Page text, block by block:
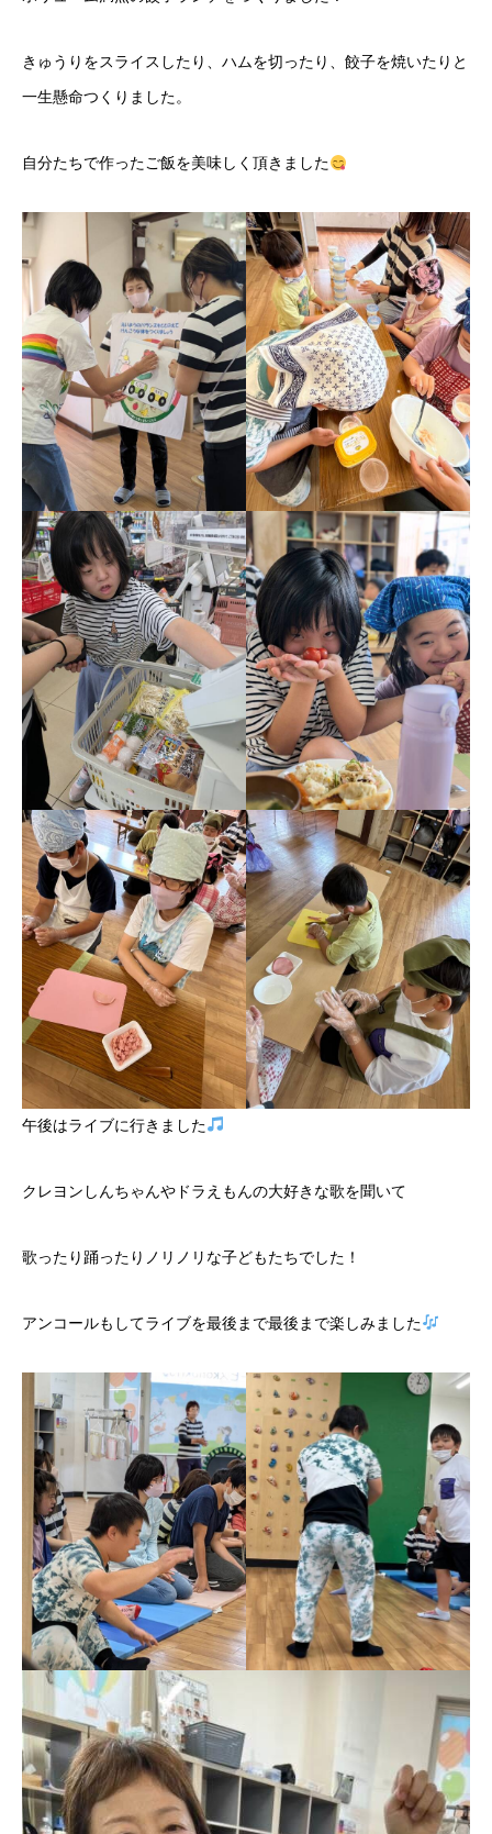
きゅうりをスライスしたり、ハムを切ったり、餃子を焼いたりと
一生懸命つくりました。
自分たちで作ったご飯を美味しく頂きました
午後はライブに行きました
クレヨンしんちゃんやドラえもんの大好きな歌を聞いて
歌ったり踊ったりノリノリな子どもたちでした！
アンコールもしてライブを最後まで最後まで楽しみました